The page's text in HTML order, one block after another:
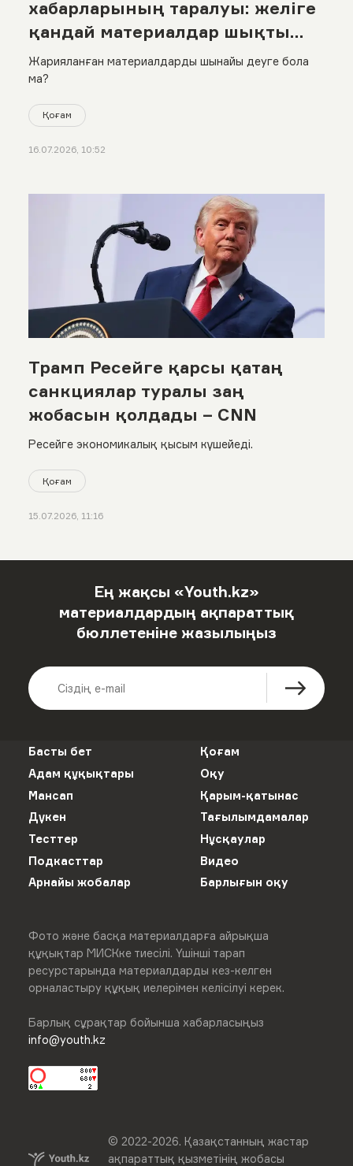
хабарларының таралуы: желіге
қандай материалдар шықты
және журналистің өзі не дейді?
Жарияланған материалдарды шынайы деуге бола
ма?
Қоғам
16.07.2026, 10:52
Трамп Ресейге қарсы қатаң
санкциялар туралы заң
жобасын қолдады – CNN
Ресейге экономикалық қысым күшейеді.
Қоғам
15.07.2026, 11:16
Ең жақсы «Youth.kz»
материалдардың ақпараттық
бюллетеніне жазылыңыз
Басты бет
Қоғам
Адам құқықтары
Оқу
Мансап
Қарым-қатынас
Дүкен
Тағылымдамалар
Тесттер
Нұсқаулар
Подкасттар
Видео
Арнайы жобалар
Барлығын оқу
Фото және басқа материалдарға айрықша
құқықтар МИСКке тиесілі. Үшінші тарап
ресурстарында материалдарды кез-келген
орналастыру құқық иелерімен келісілуі керек.
Барлық сұрақтар бойынша хабарласыңыз
info@youth.kz
© 2022-2026.Қазақстанның жастар
ақпараттық қызметінің жобасы